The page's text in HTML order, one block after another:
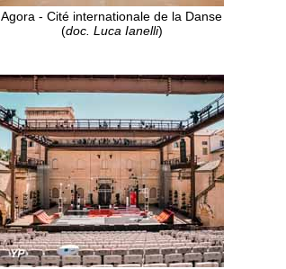
Agora - Cité internationale de la Danse
(doc. Luca Ianelli)